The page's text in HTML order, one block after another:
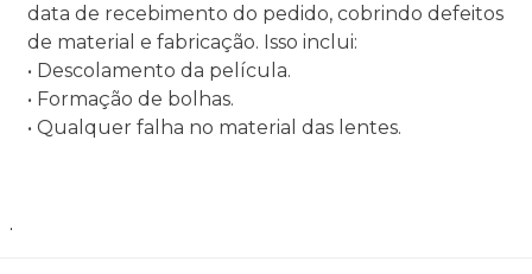
data de recebimento do pedido, cobrindo defeitos
de material e fabricação. Isso inclui:
• Descolamento da película.
• Formação de bolhas.
• Qualquer falha no material das lentes.
.